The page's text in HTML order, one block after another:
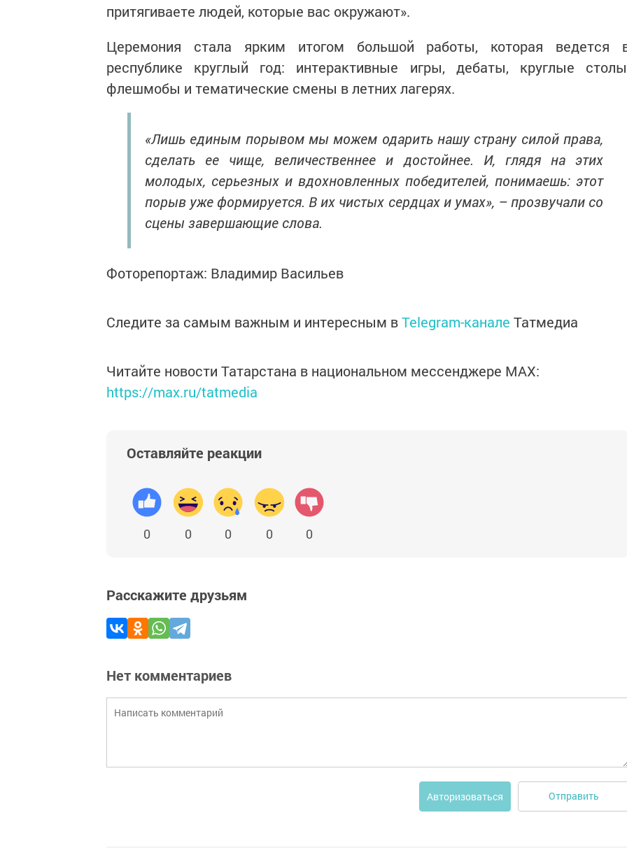
притягиваете людей, которые вас окружают».
Церемония стала ярким итогом большой работы, которая ведется
республике круглый год: интерактивные игры, дебаты, круглые
флешмобы и тематические смены в летних лагерях.
«Лишь единым порывом мы можем одарить нашу страну силой права,
сделать ее чище, величественнее и достойнее. И, глядя на этих
молодых, серьезных и вдохновленных победителей, понимаешь: этот
порыв уже формируется. В их чистых сердцах и умах», – прозвучали со
сцены завершающие слова.
Фоторепортаж: Владимир Васильев
Следите за самым важным и интересным вTelegram-канале Татмедиа
Читайте новости Татарстана в национальном мессенджере MАХ:
https://max.ru/tatmedia
Оставляйте реакции
0 0 0 0 0
Расскажите друзьям
Нет комментариев
Авторизоваться Отправить